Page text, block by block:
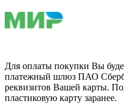
Для оплаты покупки Вы
платежный шлюз ПАО
реквизитов Вашей карты.
пластиковую карту заранее.